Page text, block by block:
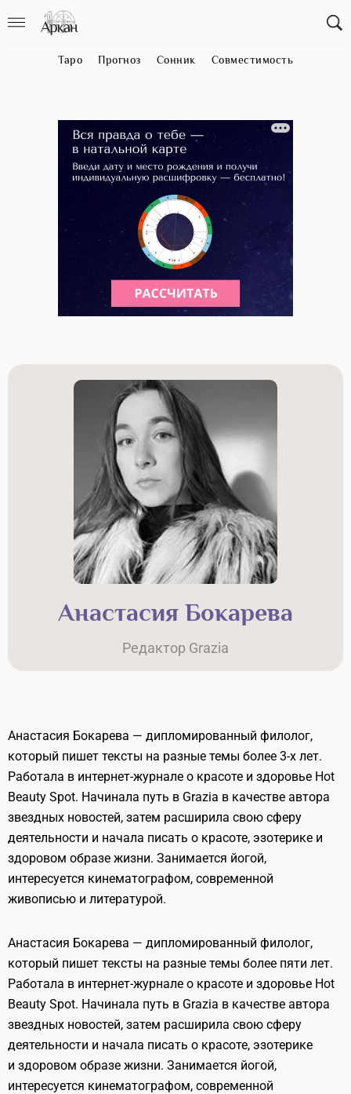
Таро Прогноз Сонник Совместимость
Анастасия Бокарева
Редактор Grazia
Анастасия Бокарева — дипломированный филолог,
который пишет тексты на разные темы более 3-х лет.
Работала в интернет-журнале о красоте и здоровье Hot
Beauty Spot. Начинала путь в Grazia в качестве автора
звездных новостей, затем расширила свою сферу
деятельности и начала писать о красоте, эзотерике и
здоровом образе жизни. Занимается йогой,
интересуется кинематографом, современной
живописью и литературой.
Анастасия Бокарева — дипломированный филолог,
который пишет тексты на разные темы более пяти лет.
Работала в интернет-журнале о красоте и здоровье Hot
Beauty Spot. Начинала путь в Grazia в качестве автора
звездных новостей, затем расширила свою сферу
деятельности и начала писать о красоте, эзотерике
и здоровом образе жизни. Занимается йогой,
интересуется кинематографом, современной